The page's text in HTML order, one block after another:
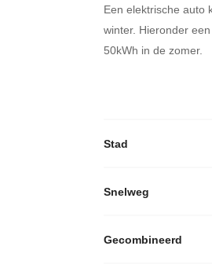
Een elektrische auto
winter. Hieronder
50kWh in de zomer.
Stad
Snelweg
Gecombineerd